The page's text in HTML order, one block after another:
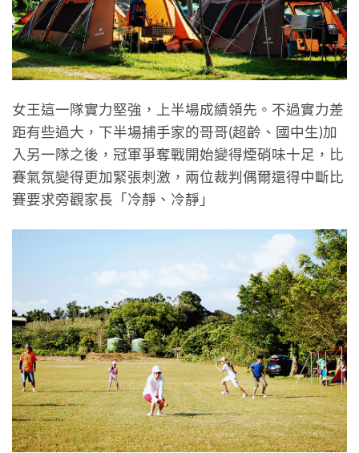
女王這一隊實力堅強，上半場成績領先。不過實力差
距有些過大，下半場捕手家的哥哥(超齡、國中生)加
入另一隊之後，冠軍爭奪戰開始變得煙硝味十足，比
賽氣氛變得更加緊張刺激，兩位裁判偶爾還得中斷比
賽要求旁觀家長「冷靜、冷靜」